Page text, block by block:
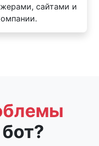
сайтами и